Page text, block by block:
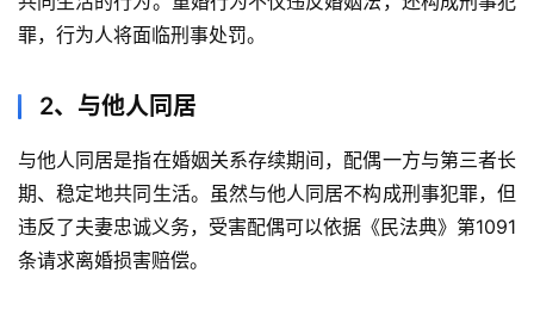
罪，行为人将面临刑事处罚。
2、与他人同居
与他人同居是指在婚姻关系存续期间，配偶一方与第三者长
期、稳定地共同生活。虽然与他人同居不构成刑事犯罪，但
违反了夫妻忠诚义务，受害配偶可以依据《民法典》第1091
条请求离婚损害赔偿。